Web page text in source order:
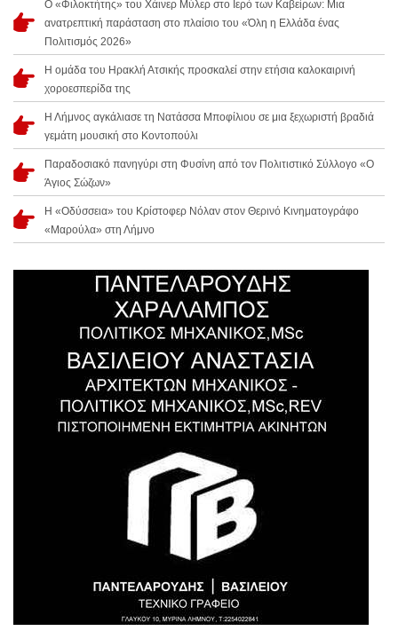
Ο «Φιλοκτήτης» του Χάινερ Μύλερ στο Ιερό των Καβείρων: Μια
ανατρεπτική παράσταση στο πλαίσιο του «Όλη η Ελλάδα ένας
Πολιτισμός 2026»
Η ομάδα του Ηρακλή Ατσικής προσκαλεί στην ετήσια καλοκαιρινή
χοροεσπερίδα της
Η Λήμνος αγκάλιασε τη Νατάσσα Μποφίλιου σε μια ξεχωριστή βραδιά
γεμάτη μουσική στο Κοντοπούλι
Παραδοσιακό πανηγύρι στη Φυσίνη από τον Πολιτιστικό Σύλλογο «Ο
Άγιος Σώζων»
Η «Οδύσσεια» του Κρίστοφερ Νόλαν στον Θερινό Κινηματογράφο
«Μαρούλα» στη Λήμνο